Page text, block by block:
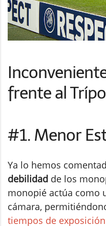
frente al
#1. Menor
Ya lo hemos
debilidad de los
monopié actúa como
cámara,
tiempos de exposición